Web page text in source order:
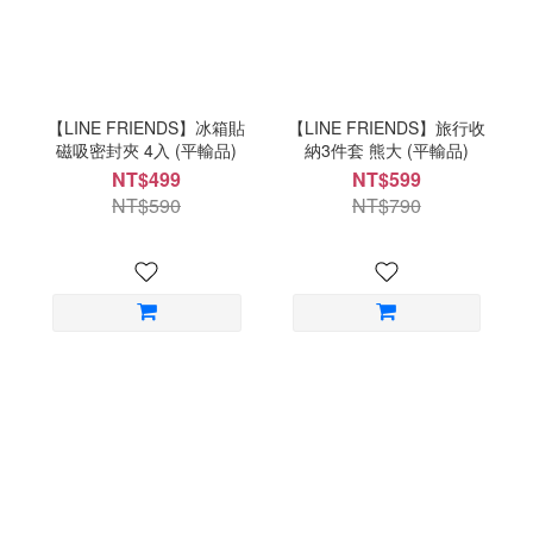
【LINE FRIENDS】冰箱貼
磁吸密封夾 4入 (平輸品)
NT$499
NT$590
【LINE FRIENDS】旅行收
納3件套 熊大 (平輸品)
NT$599
NT$790